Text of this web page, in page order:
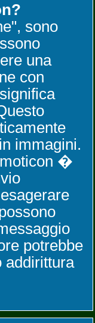
sono
una
con
immagini.
�
potrebbe
addirittura